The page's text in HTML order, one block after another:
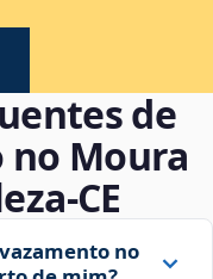
de
no Moura
no